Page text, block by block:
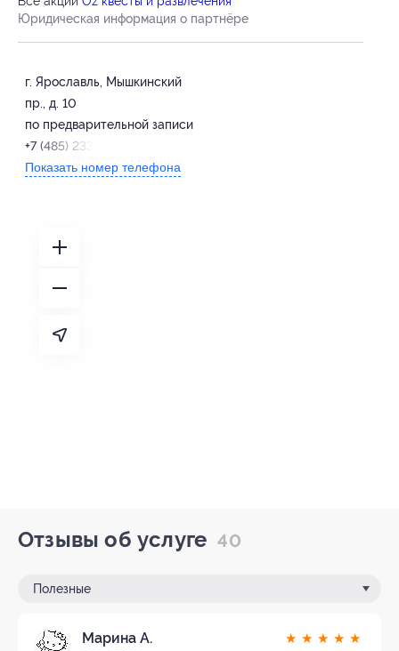
Юридическая информация о партнёре
г. Ярославль, Мышкинский
пр., д. 10
по предварительной записи
+7 (485) 233-23-21
Показать номер телефона
Отзывы об услуге 40
Полезные
Марина А. ★ ★ ★ ★ ★